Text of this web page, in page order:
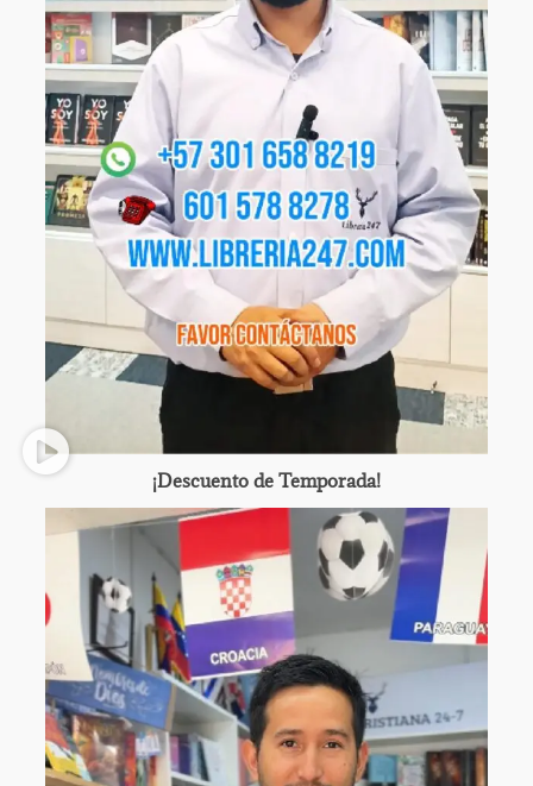
¡Descuento de Temporada!